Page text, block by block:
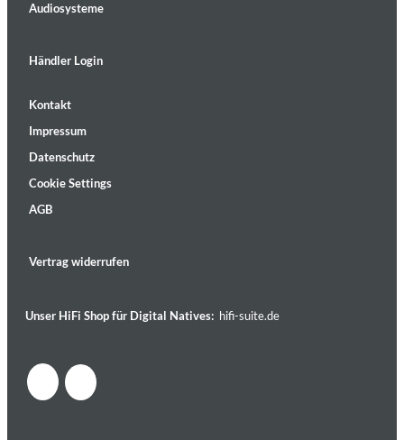
Audiosysteme
Händler Login
Kontakt
Impressum
Datenschutz
Cookie Settings
AGB
Vertrag widerrufen
Unser HiFi Shop für Digital Natives: hifi-suite.de